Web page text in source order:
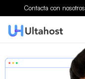
Contacta con nosotros